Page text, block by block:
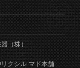
（株）
クシル マド本舗